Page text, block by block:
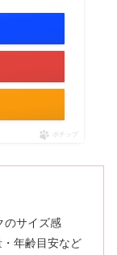
ポチップ
のサイズ感
年齢目安など